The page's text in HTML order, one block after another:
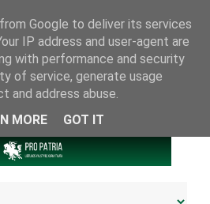
Google to deliver its services
IP address and user-agent are
with performance and security
of service, generate usage
and address abuse.
MORE
GOT IT